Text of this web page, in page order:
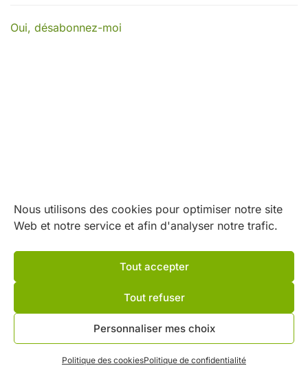
Nous utilisons des cookies pour optimiser notre site
Web et notre service et afin d'analyser notre trafic.
Tout accepter
Tout refuser
Personnaliser mes choix
Politique des cookiesPolitique de confidentialité
Oui, désabonnez-moi
Nos partenaires